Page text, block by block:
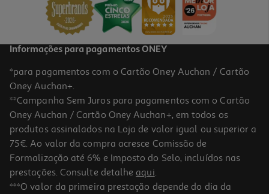
79,99 €
Auscultadores Sem Fio Jbl Tune 775nc Preto
Informações para pagamentos ONEY
*para pagamentos com o Cartão Oney Auchan / Cartão
Oney Auchan+.
**Campanha Sem Juros para pagamentos com o Cartão
Oney Auchan / Cartão Oney Auchan+, em todos os
produtos assinalados na Loja de valor igual ou superior a
75€. Ao valor da compra acresce Comissão de
Formalização até 6% e Imposto do Selo, incluídos nas
prestações. Consulte detalhe aqui.
***O valor da primeira prestação depende do dia da